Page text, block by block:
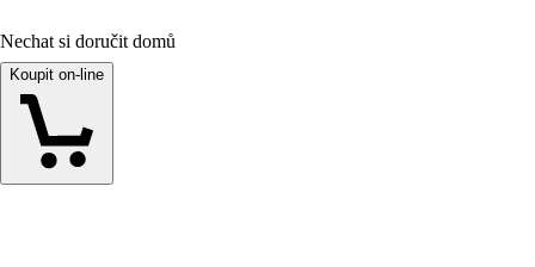
Nechat si doručit domů
Koupit on-line